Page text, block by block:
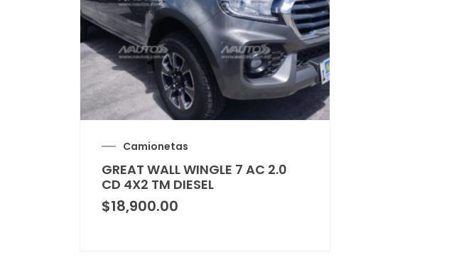
Camionetas
GREAT WALL WINGLE 7 AC 2.0
CD 4X2 TM DIESEL
$18,900.00